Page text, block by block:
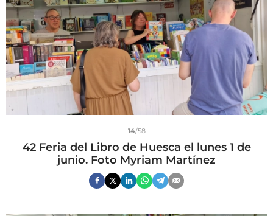
14/58
42 Feria del Libro de Huesca el lunes 1 de
junio. Foto Myriam Martínez